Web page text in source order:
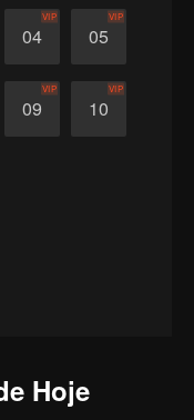
04
VIP
05
VIP
09
VIP
10
VIP
Hoje